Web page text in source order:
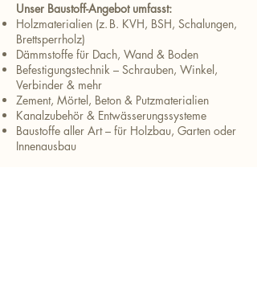
Unser Baustoff-Angebot umfasst:
Holzmaterialien (z. B. KVH, BSH, Schalungen,
Brettsperrholz)
Dämmstoffe für Dach, Wand & Boden
Befestigungstechnik – Schrauben, Winkel,
Verbinder & mehr
Zement, Mörtel, Beton & Putzmaterialien
Kanalzubehör & Entwässerungssysteme
Baustoffe aller Art – für Holzbau, Garten oder
Innenausbau